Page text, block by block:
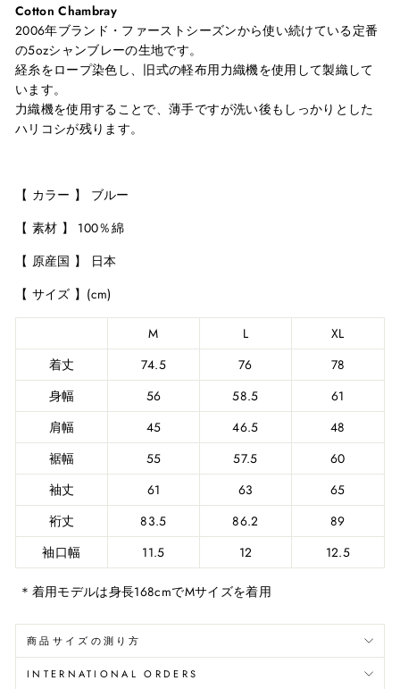
Cotton Chambray
2006年ブランド・ファーストシーズンから使い続けている定番
の5ozシャンブレーの生地です。
経糸をロープ染色し、旧式の軽布用力織機を使用して製織して
います。
力織機を使用することで、薄手ですが洗い後もしっかりとした
ハリコシが残ります。
【 カラー 】 ブルー
【 素材 】 100％綿
【 原産国 】 日本
【 サイズ 】(cm)
M L
XL
着丈
74.5 76
78
身幅
56 58.5
61
肩幅
45 46.5
48
裾幅
55 57.5
60
袖丈
61 63
65
裄丈
83.5 86.2
89
袖口幅
11.5 12 12.5
＊着用モデルは身長168cmでMサイズを着用
商品サイズの測り方
INTERNATIONAL ORDERS